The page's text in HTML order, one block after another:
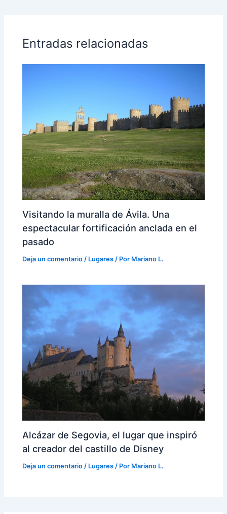
Entradas relacionadas
Visitando la muralla de Ávila. Una
espectacular fortificación anclada en el
pasado
Deja un comentario / Lugares / Por Mariano L.
Alcázar de Segovia, el lugar que inspiró
al creador del castillo de Disney
Deja un comentario / Lugares / Por Mariano L.